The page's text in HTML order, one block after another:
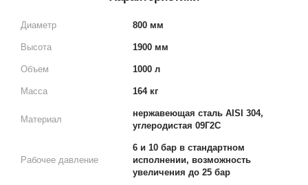
Диаметр 800 мм
Высота 1900 мм
Объем 1000 л
Масса 164 кг
Материал
нержавеющая сталь AISI 304,
углеродистая 09Г2С
Рабочее давление
6 и 10 бар в стандартном
исполнении, возможность
увеличения до 25 бар